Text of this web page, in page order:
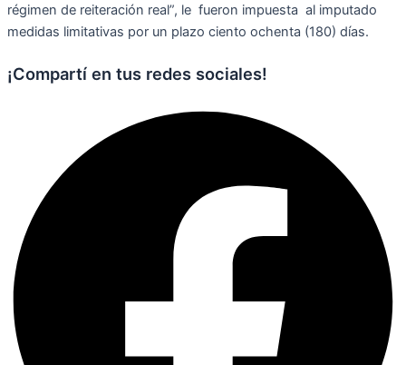
régimen de reiteración real”, le fueron impuesta al imputado
medidas limitativas por un plazo ciento ochenta (180) días.
¡Compartí en tus redes sociales!